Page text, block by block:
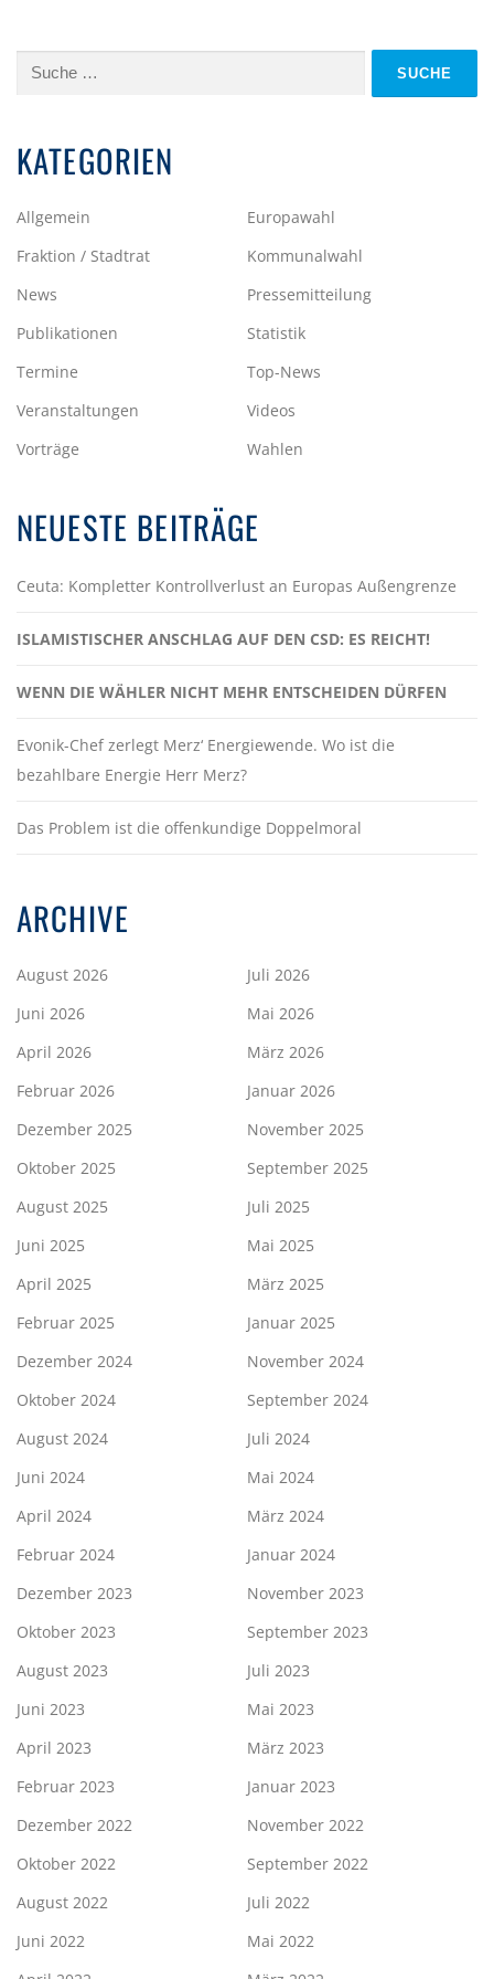
Suche
KATEGORIEN
Allgemein
Europawahl
Fraktion / Stadtrat
Kommunalwahl
News
Pressemitteilung
Publikationen
Statistik
Termine
Top-News
Veranstaltungen
Videos
Vorträge
Wahlen
NEUESTE BEITRÄGE
Ceuta: Kompletter Kontrollverlust an Europas Außengrenze
ISLAMISTISCHER ANSCHLAG AUF DEN CSD: ES REICHT!
WENN DIE WÄHLER NICHT MEHR ENTSCHEIDEN DÜRFEN
Evonik-Chef zerlegt Merz‘ Energiewende. Wo ist die
bezahlbare Energie Herr Merz?
Das Problem ist die offenkundige Doppelmoral
ARCHIVE
August 2026
Juli 2026
Juni 2026
Mai 2026
April 2026
März 2026
Februar 2026
Januar 2026
Dezember 2025
November 2025
Oktober 2025
September 2025
August 2025
Juli 2025
Juni 2025
Mai 2025
April 2025
März 2025
Februar 2025
Januar 2025
Dezember 2024
November 2024
Oktober 2024
September 2024
August 2024
Juli 2024
Juni 2024
Mai 2024
April 2024
März 2024
Februar 2024
Januar 2024
Dezember 2023
November 2023
Oktober 2023
September 2023
August 2023
Juli 2023
Juni 2023
Mai 2023
April 2023
März 2023
Februar 2023
Januar 2023
Dezember 2022
November 2022
Oktober 2022
September 2022
August 2022
Juli 2022
Juni 2022
Mai 2022